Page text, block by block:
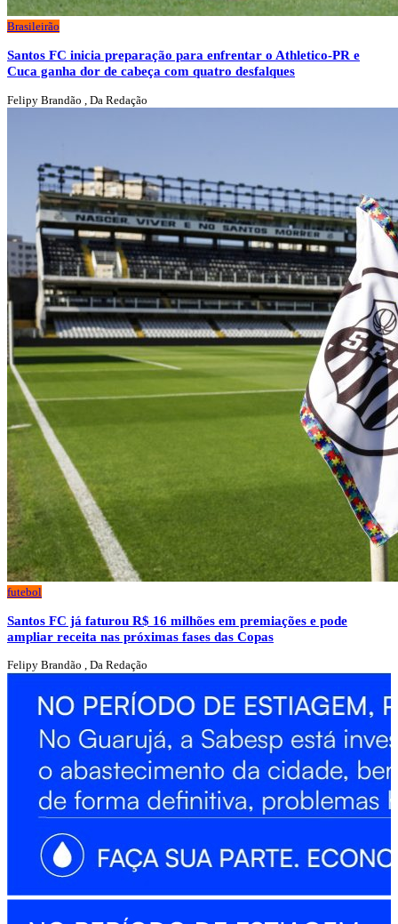
Brasileirão
Santos FC inicia preparação para enfrentar o Athletico-PR e
Cuca ganha dor de cabeça com quatro desfalques
Felipy Brandão , Da Redação
futebol
Santos FC já faturou R$ 16 milhões em premiações e pode
ampliar receita nas próximas fases das Copas
Felipy Brandão , Da Redação